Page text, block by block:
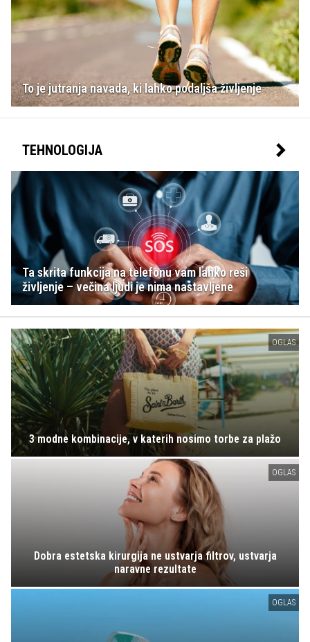
To je jutranja navada, ki lahko podaljša življenje
TEHNOLOGIJA
Ta skrita funkcija na telefonu vam lahko reši
življenje – večina ljudi je nima nastavljene
OGLAS
3 modne kombinacije, v katerih nosimo torbe za plažo
OGLAS
Dobra estetska kirurgija ne ustvarja filtrov, ustvarja
naravne rezultate
OGLAS